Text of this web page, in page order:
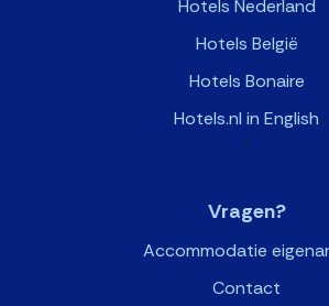
Hotels Nederland
Hotels België
Hotels Bonaire
Hotels.nl in English
>
Vragen?
Accommodatie
Contact